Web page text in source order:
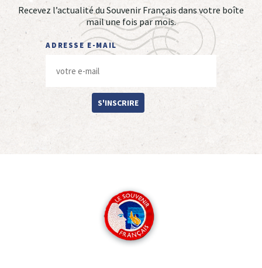
Recevez l’actualité du Souvenir Français dans votre boîte
mail une fois par mois.
ADRESSE E-MAIL
S'INSCRIRE